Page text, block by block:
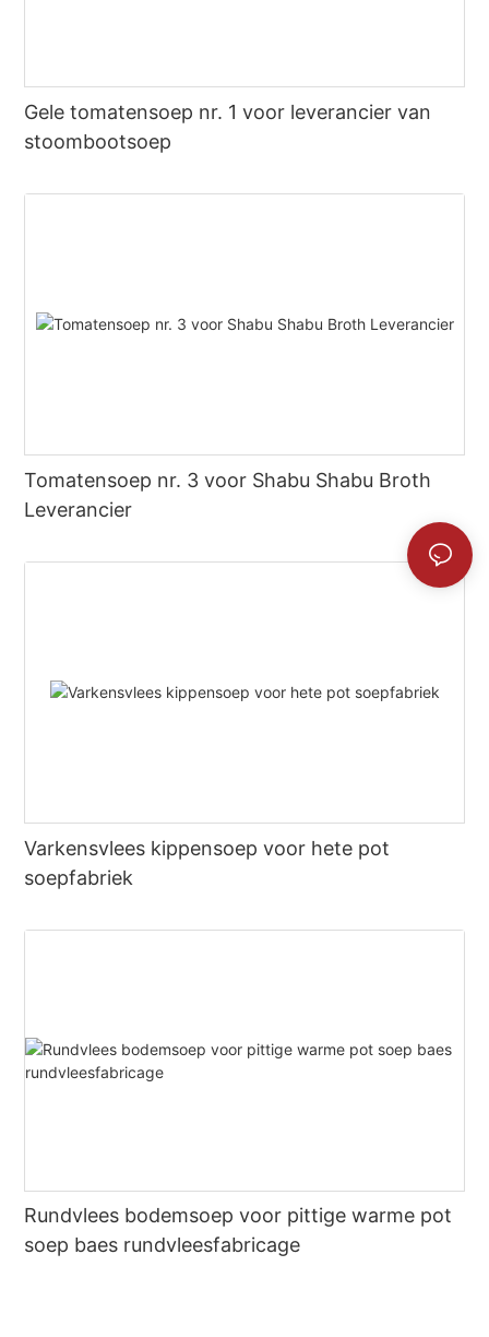
Gele tomatensoep nr. 1 voor leverancier van
stoombootsoep
Tomatensoep nr. 3 voor Shabu Shabu Broth
Leverancier
Varkensvlees kippensoep voor hete pot
soepfabriek
Rundvlees bodemsoep voor pittige warme pot
soep baes rundvleesfabricage